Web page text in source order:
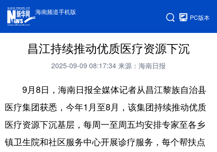
海南频道手机版
PC版本
昌江持续推动优质医疗资源下沉
2025-09-09 08:17:34 来源：海南日报
9月8日，海南日报全媒体记者从昌江黎族自治县
医疗集团获悉，今年1月至8月，该集团持续推动优质
医疗资源下沉基层，每周一至周五均安排专家至各乡
镇卫生院和社区服务中心开展诊疗服务，每个帮扶点